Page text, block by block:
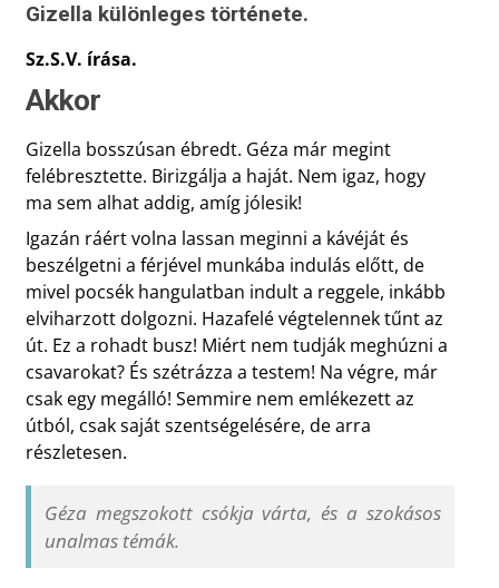
Gizella különleges története.
Sz.S.V. írása.
Akkor
Gizella bosszúsan ébredt. Géza már megint
felébresztette. Birizgálja a haját. Nem igaz, hogy
ma sem alhat addig, amíg jólesik!
Igazán ráért volna lassan meginni a kávéját és
beszélgetni a férjével munkába indulás előtt, de
mivel pocsék hangulatban indult a reggele, inkább
elviharzott dolgozni. Hazafelé végtelennek tűnt az
út. Ez a rohadt busz! Miért nem tudják meghúzni a
csavarokat? És szétrázza a testem! Na végre, már
csak egy megálló! Semmire nem emlékezett az
útból, csak saját szentségelésére, de arra
részletesen.
Géza megszokott csókja várta, és a szokásos
unalmas témák.